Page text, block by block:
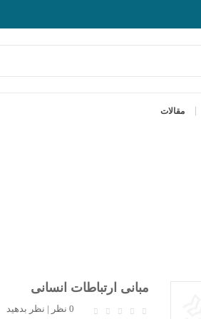
مقالات
مبانی ارتباطات انسانی
0 نظر | نظر بدهید